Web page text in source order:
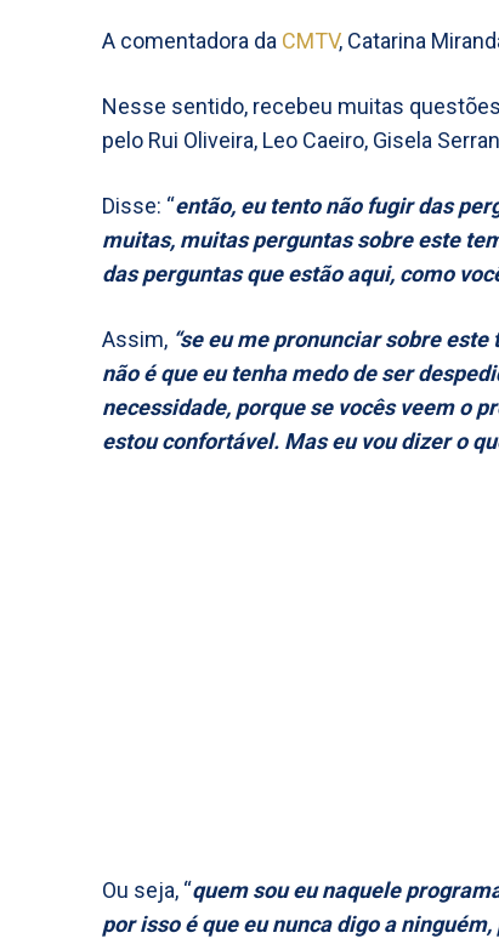
A comentadora da CMTV, Catarina
Nesse sentido, recebeu muitas
pelo Rui Oliveira, Leo Caeiro, Gisela
Disse: “então, eu tento não fugir das
muitas, muitas perguntas sobre este
das perguntas que estão aqui, como
Assim, “se eu me pronunciar sobre
não é que eu tenha medo de ser
necessidade, porque se vocês veem o
estou confortável. Mas eu vou dizer o
Ou seja, “quem sou eu naquele
por isso é que eu nunca digo a